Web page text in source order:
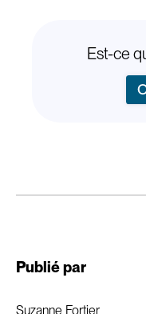
Est-ce
Publié par
Suzanne Fortier